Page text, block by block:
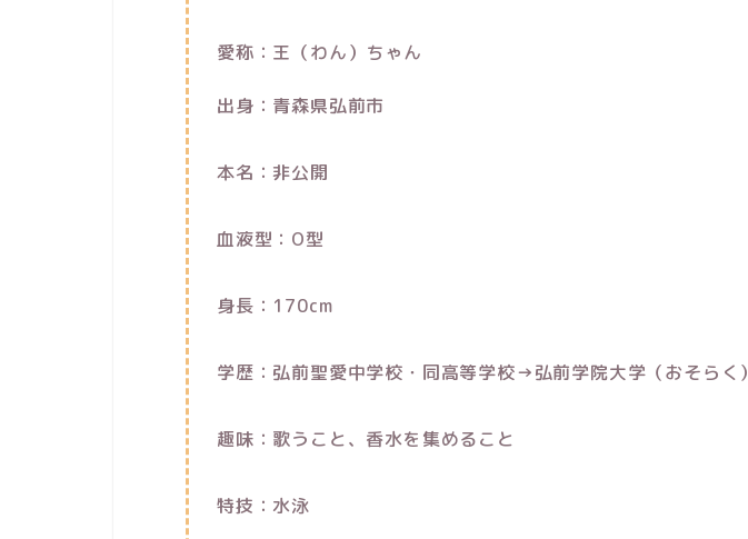
愛称：王（わん）ちゃん
出身：青森県弘前市
本名：非公開
血液型：O型
身長：170cm
学歴：弘前聖愛中学校・同高等学校→弘前学院大学（おそらく）
趣味：歌うこと、香水を集めること
特技：水泳